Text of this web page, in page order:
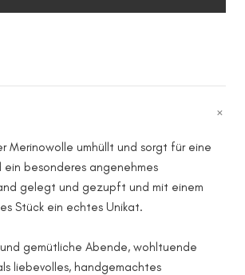
Merinowolle umhüllt und sorgt für eine
besonderes angenehmes
gelegt und gezupft und mit einem
Stück ein echtes Unikat.
gemütliche Abende, wohltuende
liebevolles, handgemachtes